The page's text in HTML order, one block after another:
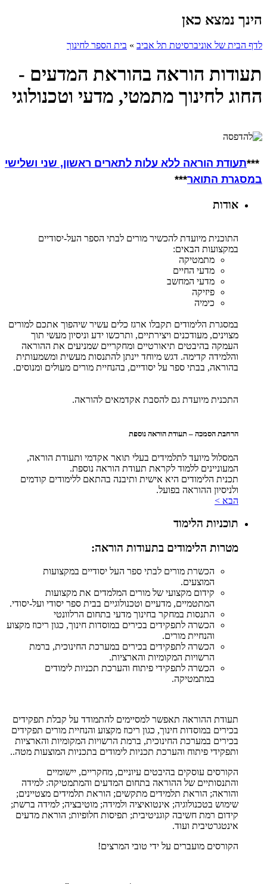
הינך נמצא כאן
לדף הבית של אוניברסיטת תל אביב » בית הספר לחינוך
תעודות הוראה בהוראת המדעים -
החוג לחינוך מתמטי, מדעי וטכנולוגי
***תעודת הוראה ללא עלות לתארים ראשון, שני ושלישי
במסגרת התואר***
אודות
התוכנית מיועדת להכשיר מורים לבתי הספר העל-יסודיים
במקצועות הבאים:
מתמטיקה
מדעי החיים
מדעי המחשב
פיזיקה
כימיה
במסגרת הלימודים תקבלו ארגז כלים עשיר שיהפוך אתכם למורים
מצוינים, מעודכנים ויצירתיים, ותרכשו ידע וניסיון מעשי תוך
העמקה בהיבטים תיאורטיים ומחקריים שמניעים את ההוראה
והלמידה קדימה. דגש מיוחד יינתן להתנסות מעשית ומשמעותית
בהוראה, בבתי ספר על יסודיים, בהנחיית מורים מעולים ומנוסים.
התכנית מיועדת גם להסבת אקדמאים להוראה.
הרחבת הסמכה – תעודת הוראה נוספת
המסלול מיועד לתלמידים בעלי תואר אקדמי ותעודת הוראה,
המעוניינים ללמוד לקראת תעודת הוראה נוספת.
תכנית הלימודים היא אישית ותיבנה בהתאם ללימודים קודמים
ולניסיון ההוראה בפועל.
הבא >
תוכניות הלימוד
מטרות הלימודים בתעודות הוראה:
הכשרת מורים לבתי ספר העל יסודיים במקצועות
המוצעים.
קידום מקצועי של מורים המלמדים את מקצועות
המתטמיים, מדעיים וטכנולוגיים בבית ספר יסודי ועל-יסודי.
התנסות במחקר בחינוך מדעי בתחום הרלוונטי
הכשרה לתפקידים בכירים במוסדות חינוך, כגון ריכוז מקצוע
והנחיית מורים.
הכשרה לתפקידים בכירים במערכת החינוכית, ברמת
הרשויות המקומיות והארציות.
הכשרה לתפקידי פיתוח והערכת תכניות לימודים
במתמטיקה.
תעודת ההוראה תאפשר למסיימים להתמודד על קבלת תפקידים
בכירים במוסדות חינוך, כגון ריכוז מקצוע והנחיית מורים תפקידים
בכירים במערכת החינוכית, ברמת הרשויות המקומיות והארציות
ותפקידי פיתוח והערכת תכניות לימודים בתכניות המוצעות מטה..
הקורסים עוסקים בהיבטים עיוניים, מחקריים, יישומיים
והתנסותיים של ההוראה בתחום המדעים והמתמטיקה: למידה
והוראה; הוראת תלמידים מתקשים; הוראת תלמידים מצטיינים;
שימוש בטכנולוגיה; אינטואיציה ולמידה; מוטיבציה; למידה ברשת;
קידום רמת חשיבה קוגניטיבית; תפיסות חלופיות; הוראת מדעים
אינטגרטיבית ועוד.
הקורסים מועברים על ידי טובי המרצים!